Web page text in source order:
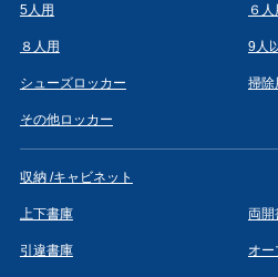
5人用 ６人
８人用 9人
シューズロッカー 掃除
その他ロッカー
収納 /キャビネット
上下書庫 両開
引違書庫 オ